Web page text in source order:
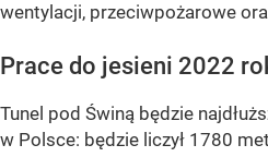
wentylacji, przeciwpożarowe
Prace do jesieni 2022
Tunel pod Świną będzie
w Polsce: będzie liczył 1780